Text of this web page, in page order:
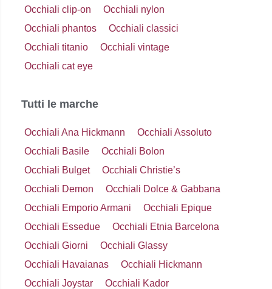
Occhiali clip-on
Occhiali nylon
Occhiali phantos
Occhiali classici
Occhiali titanio
Occhiali vintage
Occhiali cat eye
Tutti le marche
Occhiali Ana Hickmann
Occhiali Assoluto
Occhiali Basile
Occhiali Bolon
Occhiali Bulget
Occhiali Christie’s
Occhiali Demon
Occhiali Dolce & Gabbana
Occhiali Emporio Armani
Occhiali Epique
Occhiali Essedue
Occhiali Etnia Barcelona
Occhiali Giorni
Occhiali Glassy
Occhiali Havaianas
Occhiali Hickmann
Occhiali Joystar
Occhiali Kador